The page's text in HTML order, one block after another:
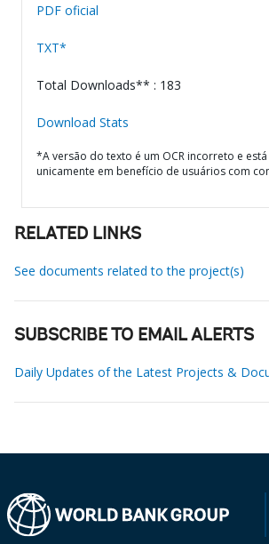
PDF oficial
TXT*
Total Downloads** : 183
Download Stats
*A versão do texto é um OCR incorreto e
unicamente em benefício de usuários com
RELATED LINKS
See documents related to the project(s)
SUBSCRIBE TO EMAIL ALERTS
Daily Updates of the Latest Projects &